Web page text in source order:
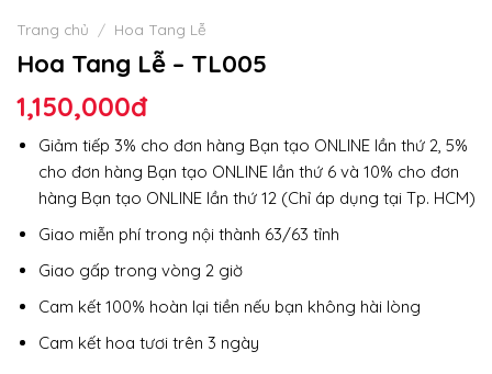
Trang chủ / Hoa Tang Lễ
Hoa Tang Lễ – TL005
1,150,000đ
Giảm tiếp 3% cho đơn hàng Bạn tạo ONLINE lần thứ 2, 5%
cho đơn hàng Bạn tạo ONLINE lần thứ 6 và 10% cho đơn
hàng Bạn tạo ONLINE lần thứ 12 (Chỉ áp dụng tại Tp. HCM)
Giao miễn phí trong nội thành 63/63 tỉnh
Giao gấp trong vòng 2 giờ
Cam kết 100% hoàn lại tiền nếu bạn không hài lòng
Cam kết hoa tươi trên 3 ngày